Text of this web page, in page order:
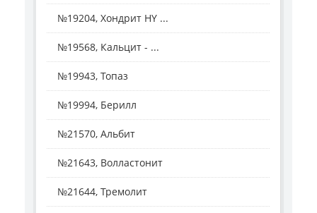
№19204, Хондрит HY ...
№19568, Кальцит - ...
№19943, Топаз
№19994, Берилл
№21570, Альбит
№21643, Волластонит
№21644, Тремолит